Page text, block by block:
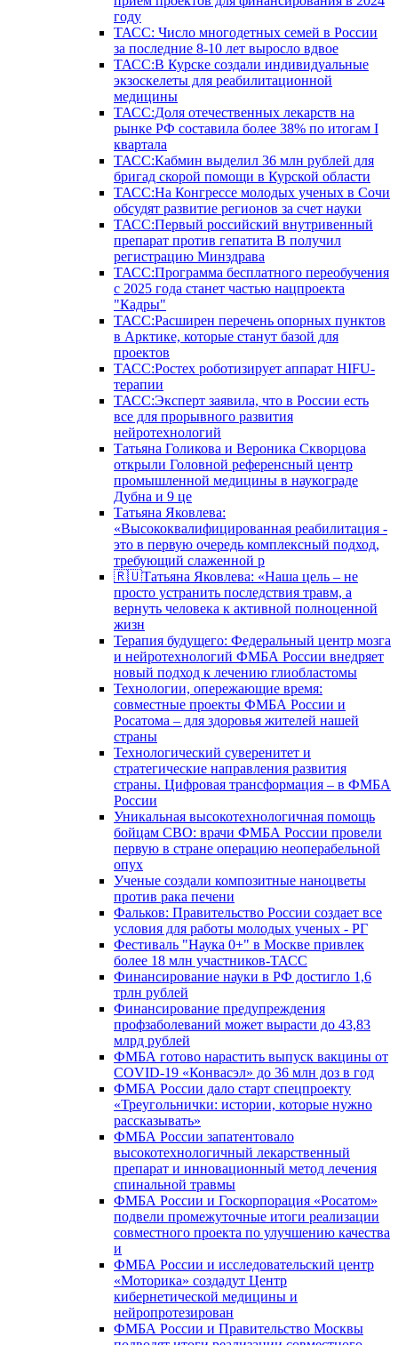
году
ТАСС: Число многодетных семей в России
за последние 8-10 лет выросло вдвое
ТАСС:В Курске создали индивидуальные
экзоскелеты для реабилитационной
медицины
ТАСС:Доля отечественных лекарств на
рынке РФ составила более 38% по итогам I
квартала
ТАСС:Кабмин выделил 36 млн рублей для
бригад скорой помощи в Курской области
ТАСС:На Конгрессе молодых ученых в Сочи
обсудят развитие регионов за счет науки
ТАСС:Первый российский внутривенный
препарат против гепатита В получил
регистрацию Минздрава
ТАСС:Программа бесплатного переобучения
с 2025 года станет частью нацпроекта
"Кадры"
ТАСС:Расширен перечень опорных пунктов
в Арктике, которые станут базой для
проектов
ТАСС:Ростех роботизирует аппарат HIFU-
терапии
ТАСС:Эксперт заявила, что в России есть
все для прорывного развития
нейротехнологий
Татьяна Голикова и Вероника Скворцова
открыли Головной референсный центр
промышленной медицины в наукограде
Дубна и 9 це
Татьяна Яковлева:
«Высококвалифицированная реабилитация -
это в первую очередь комплексный подход,
требующий слаженной р
🇷🇺Татьяна Яковлева: «Наша цель – не
просто устранить последствия травм, а
вернуть человека к активной полноценной
жизн
Терапия будущего: Федеральный центр мозга
и нейротехнологий ФМБА России внедряет
новый подход к лечению глиобластомы
Технологии, опережающие время:
совместные проекты ФМБА России и
Росатома – для здоровья жителей нашей
страны
Технологический суверенитет и
стратегические направления развития
страны. Цифровая трансформация – в ФМБА
России
Уникальная высокотехнологичная помощь
бойцам СВО: врачи ФМБА России провели
первую в стране операцию неоперабельной
опух
Ученые создали композитные наноцветы
против рака печени
Фальков: Правительство России создает все
условия для работы молодых ученых - РГ
Фестиваль "Наука 0+" в Москве привлек
более 18 млн участников-ТАСС
Финансирование науки в РФ достигло 1,6
трлн рублей
Финансирование предупреждения
профзаболеваний может вырасти до 43,83
млрд рублей
ФМБА готово нарастить выпуск вакцины от
COVID-19 «Конвасэл» до 36 млн доз в год
ФМБА России дало старт спецпроекту
«Треугольнички: истории, которые нужно
рассказывать»
ФМБА России запатентовало
высокотехнологичный лекарственный
препарат и инновационный метод лечения
спинальной травмы
ФМБА России и Госкорпорация «Росатом»
подвели промежуточные итоги реализации
совместного проекта по улучшению качества
и
ФМБА России и исследовательский центр
«Моторика» создадут Центр
кибернетической медицины и
нейропротезирован
ФМБА России и Правительство Москвы